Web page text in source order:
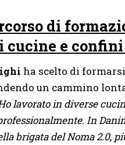
di
cucine e
ha scelto di formarsi
un cammino
lavorato in diverse
In
brigata del Noma 2.0,